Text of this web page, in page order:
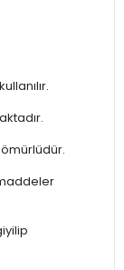
ömürlüdür.